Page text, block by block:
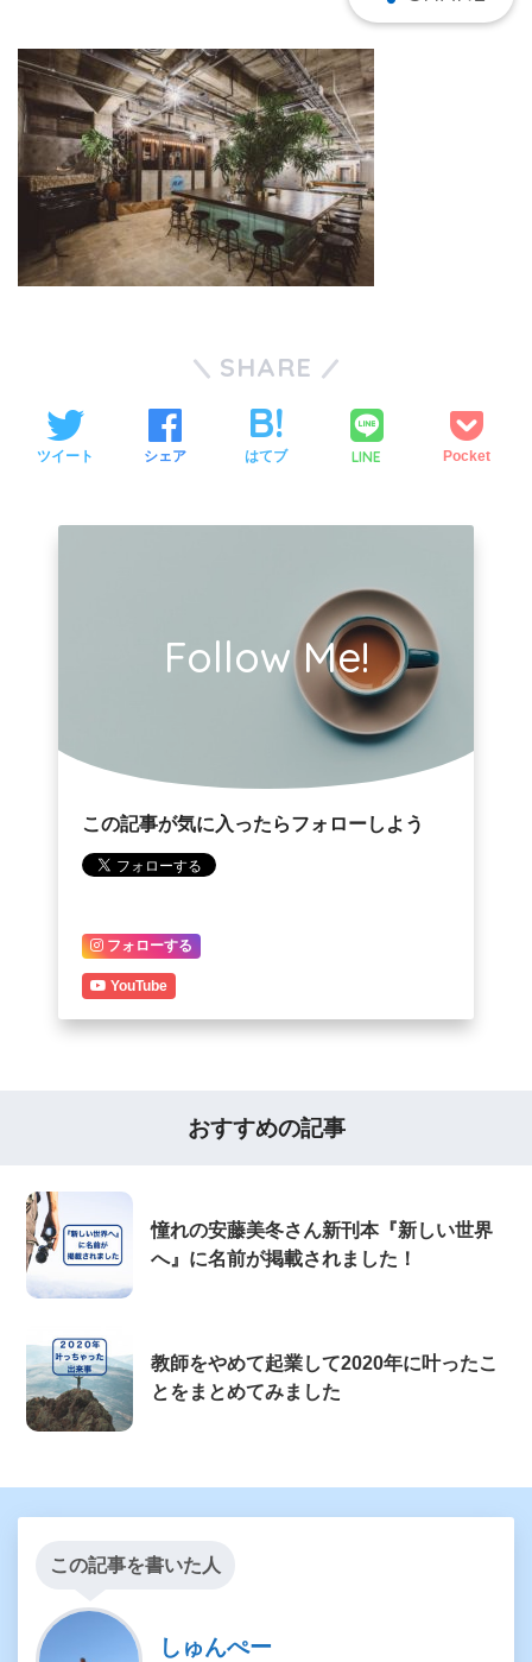
SHARE
ツイート シェア はてブ LINE Pocket
Follow Me!
この記事が気に入ったらフォローしよう
フォローする
YouTube
おすすめの記事
憧れの安藤美冬さん新刊本『新しい世界
へ』に名前が掲載されました！
教師をやめて起業して2020年に叶ったこ
とをまとめてみました
この記事を書いた人
しゅんぺー